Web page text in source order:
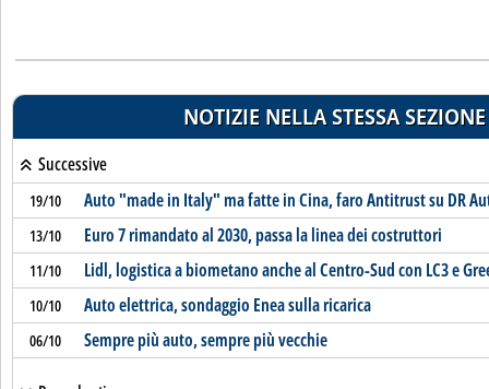
NOTIZIE NELLA STESSA SEZIONE
Successive
19/10 Auto "made in Italy" ma fatte in Cina, faro Antitrust su DR
13/10 Euro 7 rimandato al 2030, passa la linea dei costruttori
11/10 Lidl, logistica a biometano anche al Centro-Sud con LC3 e
10/10 Auto elettrica, sondaggio Enea sulla ricarica
06/10 Sempre più auto, sempre più vecchie